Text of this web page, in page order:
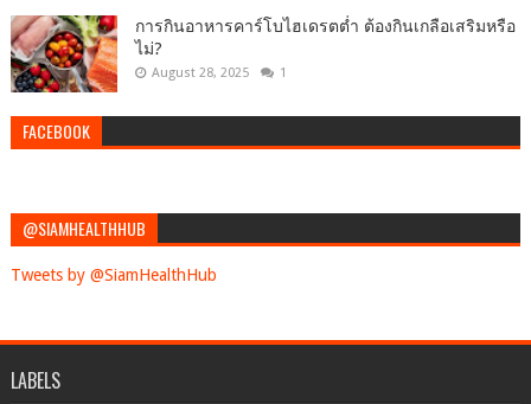
การกินอาหารคาร์โบไฮเดรตต่ำ ต้องกินเกลือเสริมหรือ
ไม่?
August 28, 2025 1
FACEBOOK
@SIAMHEALTHHUB
Tweets by @SiamHealthHub
LABELS